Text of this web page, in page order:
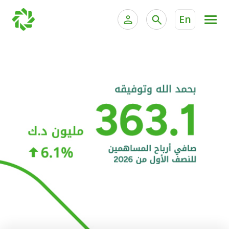
En
الخدمات المصرفية الإلكترونية للشركات
خدمة "بيتك" للتداول الإلكتروني
الحسابات المصرفية
البطاقات
"برامج العملاء"